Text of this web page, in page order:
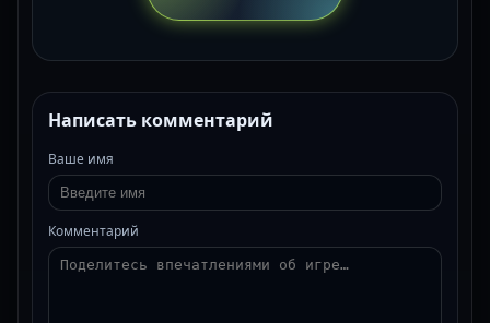
Написать комментарий
Ваше имя
Комментарий